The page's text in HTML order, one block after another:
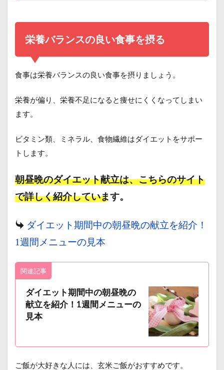
栄養バランスの良い食事を摂る
食事は栄養バランスの良い食事を摂りましょう。
栄養が偏り、栄養不足になると痩せにくくなってしまい
ます。
ビタミン類、ミネラル、食物繊維はダイエットをサポー
トします。
朝昼晩のダイエット献立は、こちらのサイト
で詳しく紹介しています。
ダイエット期間中の朝昼晩の献立を紹介！
1週間メニューの見本
関連記事
ダイエット期間中の朝昼晩の
献立を紹介！1週間メニューの
見本
ご飯が大好きな人には、玄米ご飯がおすすめです。